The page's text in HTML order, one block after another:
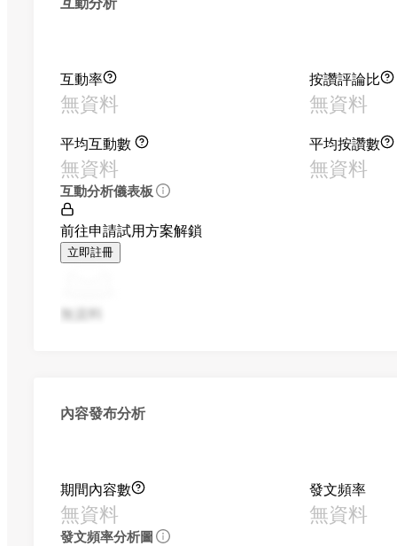
互動率
無資料
按讚評論比
無資料
平均互動數
無資料
平均按讚數
無資料
互動分析儀表板
前往申請試用方案解鎖
立即註冊
無資料
內容發布分析
期間內容數
無資料
發文頻率
無資料
發文頻率分析圖